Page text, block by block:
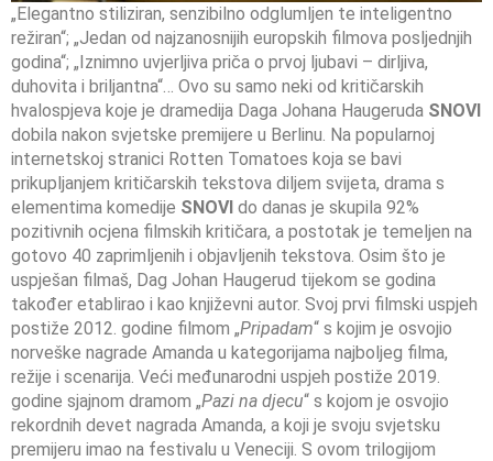
„Elegantno stiliziran, senzibilno odglumljen te inteligentno
režiran“; „Jedan od najzanosnijih europskih filmova posljednjih
godina“; „Iznimno uvjerljiva priča o prvoj ljubavi – dirljiva,
duhovita i briljantna“… Ovo su samo neki od kritičarskih
hvalospjeva koje je dramedija Daga Johana Haugeruda SNOVI
dobila nakon svjetske premijere u Berlinu. Na popularnoj
internetskoj stranici Rotten Tomatoes koja se bavi
prikupljanjem kritičarskih tekstova diljem svijeta, drama s
elementima komedije SNOVI do danas je skupila 92%
pozitivnih ocjena filmskih kritičara, a postotak je temeljen na
gotovo 40 zaprimljenih i objavljenih tekstova. Osim što je
uspješan filmaš, Dag Johan Haugerud tijekom se godina
također etablirao i kao književni autor. Svoj prvi filmski uspjeh
postiže 2012. godine filmom „Pripadam“ s kojim je osvojio
norveške nagrade Amanda u kategorijama najboljeg filma,
režije i scenarija. Veći međunarodni uspjeh postiže 2019.
godine sjajnom dramom „Pazi na djecu“ s kojom je osvojio
rekordnih devet nagrada Amanda, a koji je svoju svjetsku
premijeru imao na festivalu u Veneciji. S ovom trilogijom